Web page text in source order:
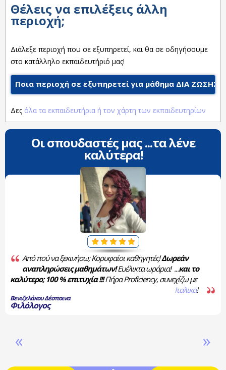
Θέλεις να επιλέξεις άλλη
περιοχή;
Διάλεξε περιοχή που σε εξυπηρετεί, και θα σε οδηγήσουμε
στο κατάλληλο εκπαιδευτήριό μας!
Ποια περιοχή σε εξυπηρετεί για μάθημα ΔΙΑ ΖΩΣΗΣ;
Δες όλα τα εκπαιδευτήρια ή τον χάρτη των εκπαιδευτηρίων
Οι σπουδαστές μας ...τα λένε
καλύτερα!
Από πού να ξεκινήσω; Κορυφαίοι καθηγητές!Δωρεάν
αναπληρώσεις μαθημάτων!Ευέλικτα ωράρια! ...και το
καλύτερο; 100 % επιτυχία !!!Πήρα Proficiency, συνεχίζω με
Ιταλικά!
Βενιζελάκου Δέσποινα
Φιλόλογος
»
«